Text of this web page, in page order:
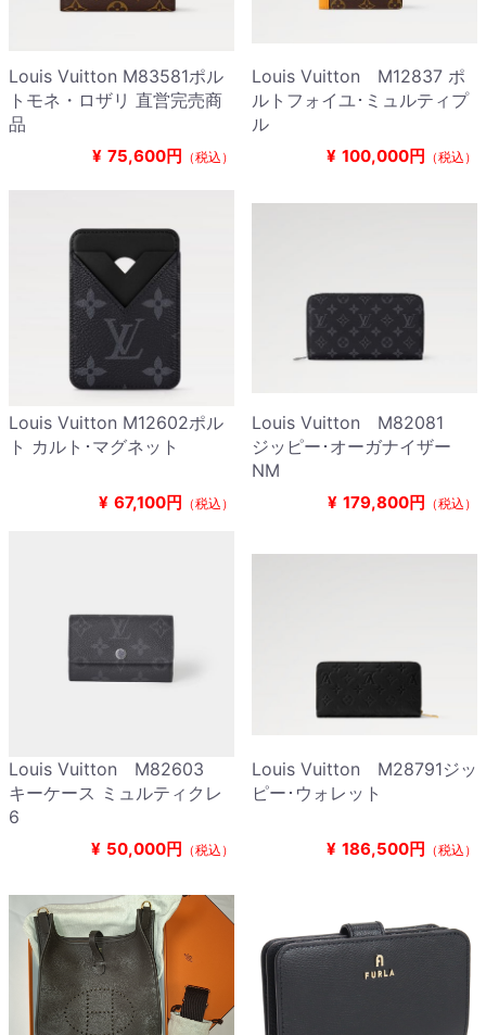
Louis Vuitton M83581ポル
トモネ・ロザリ 直営完売商
品
¥ 75,600円 （税込）
Louis Vuitton M12837 ポ
ルトフォイユ･ミュルティプ
ル
¥ 100,000円 （税込）
Louis Vuitton M12602ポル
ト カルト･マグネット
¥ 67,100円 （税込）
Louis Vuitton M82081
ジッピー･オーガナイザー
NM
¥ 179,800円 （税込）
Louis Vuitton M82603
キーケース ミュルティクレ
6
¥ 50,000円 （税込）
Louis Vuitton M28791ジッ
ピー･ウォレット
¥ 186,500円 （税込）